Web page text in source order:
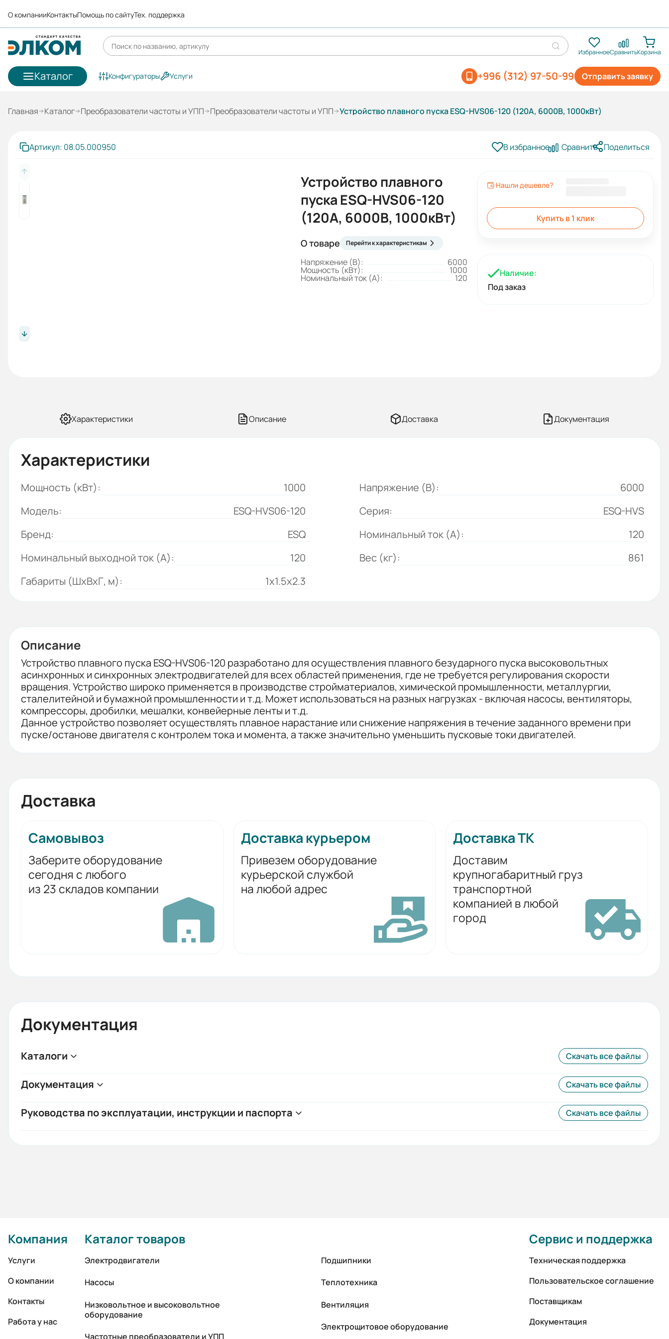
О компанииКонтактыПомощь по сайтуТех. поддержка
ИзбранноеСравнитьКорзина
Каталог Отправить заявку
+996 (312) 97-50-99
Конфигураторы Услуги
Главная Каталог Преобразователи частоты и УПП Преобразователи частоты и УПП Устройство плавного пуска ESQ-HVS06-120 (120А, 6000В, 1000кВт)
Артикул: 08.05.000950 В избранное Сравнить Поделиться
Устройство плавного
пуска ESQ-HVS06-120
(120А, 6000В, 1000кВт)
О товаре Перейти к характеристикам
Напряжение (В): 6000
Мощность (кВт): 1000
Номинальный ток (А): 120
Нашли дешевле?
Купить в 1 клик
Наличие:
Под заказ
Характеристики Описание Доставка Документация
Характеристики
Мощность (кВт): 1000 Напряжение (В):
6000
Модель:
ESQ-HVS06-120 Серия:
ESQ-HVS
Бренд:
ESQ Номинальный ток (А):
120
Номинальный выходной ток (А):
120 Вес (кг):
861
Габариты (ШхВхГ, м):
1x1.5x2.3
Описание
Устройство плавного пуска ESQ-HVS06-120 разработано для осуществления плавного безударного пуска высоковольтных
асинхронных и синхронных электродвигателей для всех областей применения, где не требуется регулирования скорости
вращения. Устройство широко применяется в производстве стройматериалов, химической промышленности, металлургии,
сталелитейной и бумажной промышленности и т.д. Может использоваться на разных нагрузках - включая насосы, вентиляторы,
компрессоры, дробилки, мешалки, конвейерные ленты и т.д.
Данное устройство позволяет осуществлять плавное нарастание или снижение напряжения в течение заданного времени при
пуске/останове двигателя с контролем тока и момента, а также значительно уменьшить пусковые токи двигателей.
Доставка
Самовывоз
Заберите оборудование
сегодня с любого
из 23 складов компании
Доставка курьером
Привезем оборудование
курьерской службой
на любой адрес
Доставка ТК
Доставим
крупногабаритный груз
транспортной
компанией в любой
город
Документация
Каталоги Скачать все файлы
Документация Скачать все файлы
Руководства по эксплуатации, инструкции и паспорта Скачать все файлы
Компания
Услуги
О компании
Контакты
Работа у нас
Каталог товаров
Электродвигатели
Насосы
Низковольтное и высоковольтное
оборудование
Частотные преобразователи и УПП
Подшипники
Теплотехника
Вентиляция
Электрощитовое оборудование
Сервис и поддержка
Техническая поддержка
Пользовательское соглашение
Поставщикам
Документация